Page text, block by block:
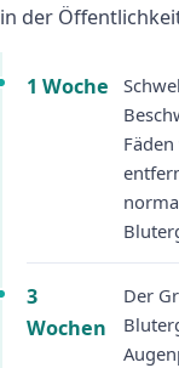
in der
1 Woche
3
Wochen
Der